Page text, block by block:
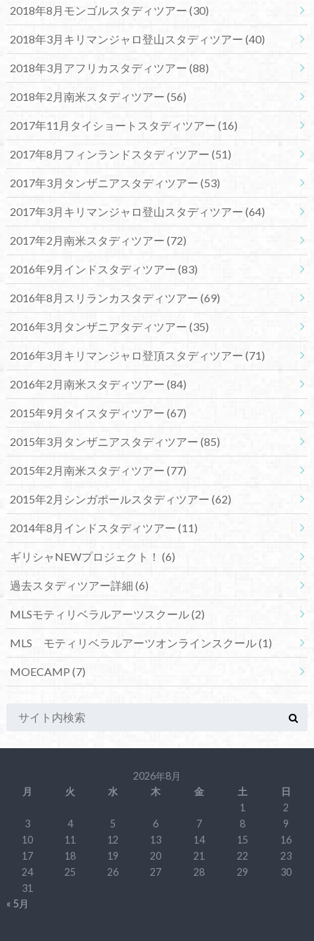
2018年8月モンゴルスタディツアー (30)
2018年3月キリマンジャロ登山スタディツアー (40)
2018年3月アフリカスタディツアー (88)
2018年2月南米スタディツアー (56)
2017年11月タイショートスタディツアー (16)
2017年8月フィンランドスタディツアー (51)
2017年3月タンザニアスタディツアー (53)
2017年3月キリマンジャロ登山スタディツアー (64)
2017年2月南米スタディツアー (72)
2016年9月インドスタディツアー (83)
2016年8月スリランカスタディツアー (69)
2016年3月タンザニアタディツアー (35)
2016年3月キリマンジャロ登頂スタディツアー (71)
2016年2月南米スタディツアー (84)
2015年9月タイスタディツアー (67)
2015年3月タンザニアスタディツアー (85)
2015年2月南米スタディツアー (77)
2015年2月シンガポールスタディツアー (62)
2014年8月インドスタディツアー (11)
ギリシャNEWプロジェクト！ (6)
過去スタディツアー詳細 (6)
MLSモティリベラルアーツスクール(2)
MLS モティリベラルアーツオンラインスクール(1)
MOECAMP (7)
2026年8月
月
火 水 木 金 土
日
1
2
3
4 5 6 7 8
9
10
11 12 13 14 15
16
17
18 19 20 21 22
23
24
25 26 27 28 29
30
31
« 5月